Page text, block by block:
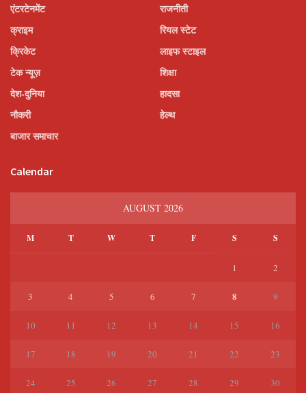
एंटरटेनमेंट
क्राइम
क्रिकेट
टेक न्यूज़
देश-दुनिया
नौकरी
बाजार समाचार
राजनीती
रियल स्टेट
लाइफ स्टाइल
शिक्षा
हादसा
हेल्थ
Calendar
AUGUST 2026
M T W T F S S
1 2
3 4 5 6 7 8 9
10 11 12 13 14 15 16
17 18 19 20 21 22 23
24 25 26 27 28 29 30